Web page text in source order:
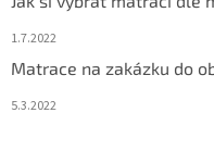
1.7.2022
Matrace na zakázku do
5.3.2022